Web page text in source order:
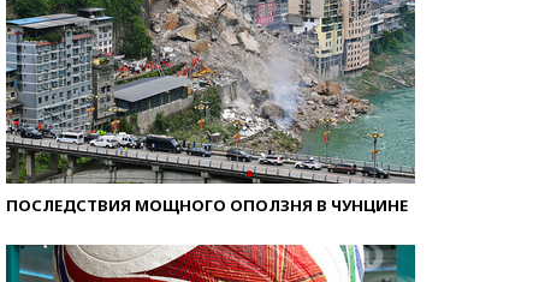
ПОСЛЕДСТВИЯ МОЩНОГО ОПОЛЗНЯ В ЧУНЦИНЕ